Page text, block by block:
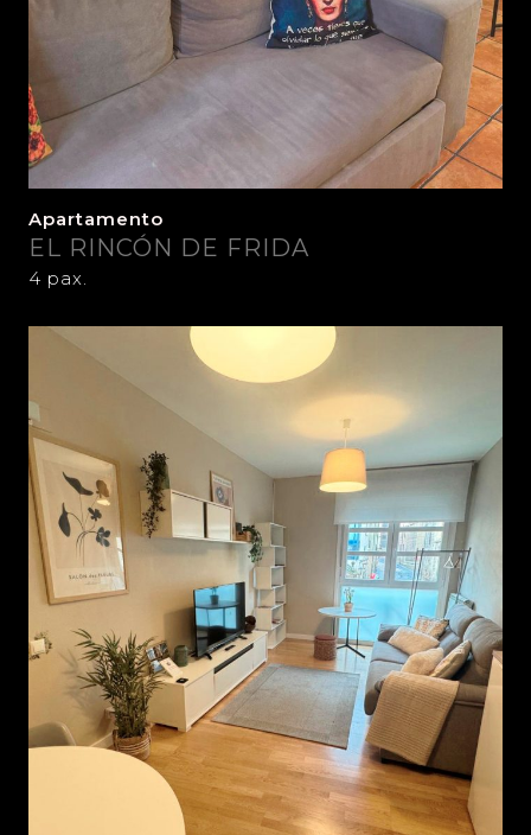
Apartamento
EL RINCÓN DE FRIDA
4 pax.